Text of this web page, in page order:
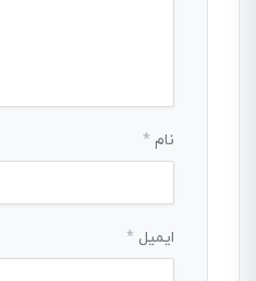
نام *
ایمیل *